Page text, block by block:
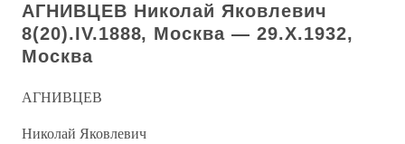
АГНИВЦЕВ Николай Яковлевич
8(20).IV.1888, Москва — 29.X.1932,
Москва
АГНИВЦЕВ
Николай Яковлевич